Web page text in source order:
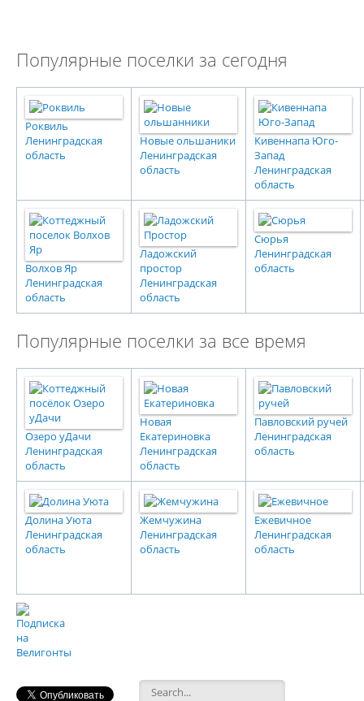
Популярные поселки за сегодня
Роквиль
Ленинградская
область
Новые ольшаники
Ленинградская
область
Кивеннапа Юго-
Запад
Ленинградская
область
Волхов Яр
Ленинградская
область
Ладожский
простор
Ленинградская
область
Сюрья
Ленинградская
область
Популярные поселки за все время
Озеро уДачи
Ленинградская
область
Новая
Екатериновка
Ленинградская
область
Павловский ручей
Ленинградская
область
Долина Уюта
Ленинградская
область
Жемчужина
Ленинградская
область
Ежевичное
Ленинградская
область
Форма поиска